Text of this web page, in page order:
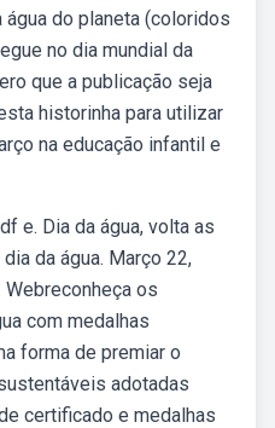
do planeta (coloridos
no dia mundial da
que a publicação seja
historinha para utilizar
na educação infantil e
e. Dia da água, volta as
da água. Março 22,
os
com medalhas
forma de premiar o
adotadas
certificado e medalhas